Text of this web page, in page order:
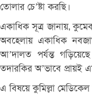
তোলার চে’ষ্টা করছি।
একাধিক সূত্র জানায়,
অবহেলায় একাধিক
আ’দালত পর্যন্ত
তদারকির অ’ভাবে প্রায়ই
এ বিষয়ে কুমিল্লা মেডিকেল